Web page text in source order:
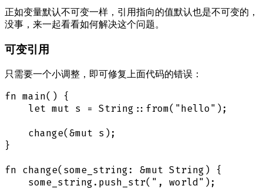
正如变量默认不可变一样，引用指向的值默认也是不可变的，
没事，来一起看看如何解决这个问题。
可变引用
只需要一个小调整，即可修复上面代码的错误：
fn main() {
    let mut s = String::from("hello");
    change(&mut s);
}
fn change(some_string: &mut String) {
    some_string.push_str(", world");